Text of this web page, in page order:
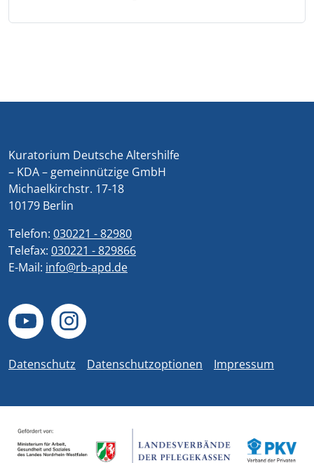
Kuratorium Deutsche Altershilfe
– KDA – gemeinnützige GmbH
Michaelkirchstr. 17-18
10179 Berlin
Telefon: 030221 - 82980
Telefax: 030221 - 829866
E-Mail: info@rb-apd.de
Datenschutz Datenschutzoptionen Impressum